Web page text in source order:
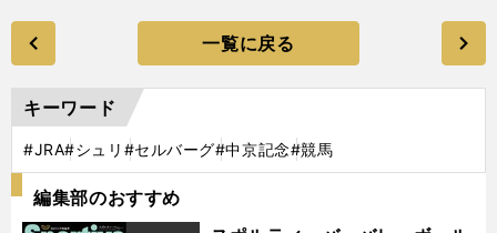
一覧に戻る
キーワード
#JRA#シュリ #セルバーグ#中京記念#競馬
編集部のおすすめ